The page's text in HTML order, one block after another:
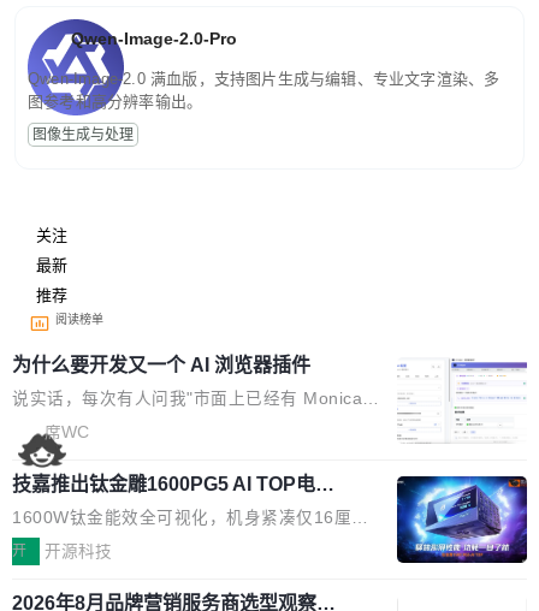
Qwen-Image-2.0-Pro
Qwen-Image-2.0 满血版，支持图片生成与编辑、专业文字渲染、多
图参考和高分辨率输出。
图像生成与处理
关注
最新
推荐
阅读榜单
为什么要开发又一个 AI 浏览器插件
说实话，每次有人问我"市面上已经有 Monica、
Sider、Copilot for Chrome 这些 AI 浏览器插件
了，你为什么还要再做一个"，我都觉得这个问题
问得好。 因为我自己也是从用户变成开发者的。
现有产品的天花板 我用过不少 AI 浏览器插件。
刚开始觉得都挺好——选中一段文字，弹出解
要。但用久了你会发现，它们本质上都是同一类
席WC
技嘉推出钛金雕1600PG5 AI TOP电
源：为发烧级主机与本地AI算力打造旗
舰供电方案
1600W钛金能效全可视化，机身紧凑仅16厘米
继2026台北电脑展首度亮相后，技嘉科技近日正
电源专为发烧级DIY主机与本地AI算力平台打
开 开源科技
2026年8月品牌营销服务商选型观察：